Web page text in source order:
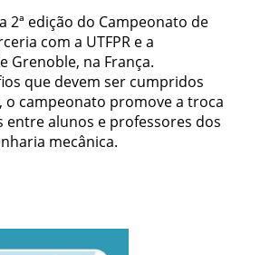
2ª edição do Campeonato de
com a UTFPR e a
Grenoble, na França.
que devem ser cumpridos
o campeonato promove a troca
entre alunos e professores dos
mecânica.